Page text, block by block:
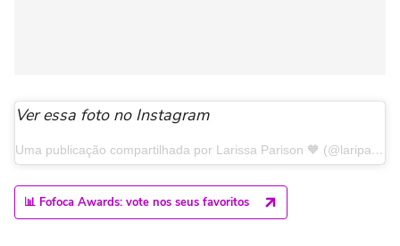
Ver essa foto no Instagram
Uma publicação compartilhada por Larissa Parison 🧡 (@lariparison)
📊 Fofoca Awards: vote nos seus favoritos